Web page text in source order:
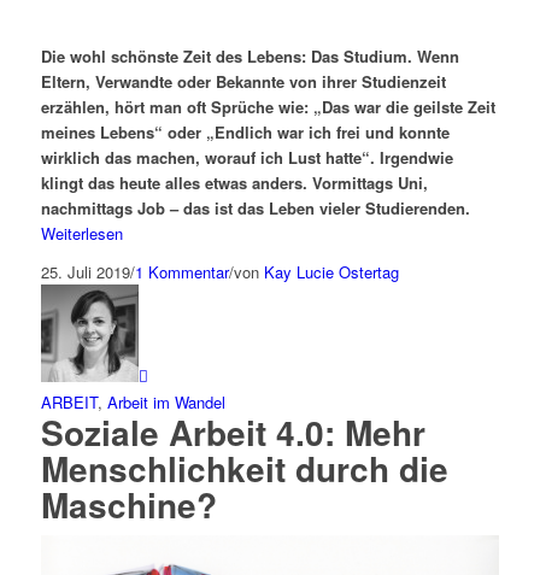
Die wohl schönste Zeit des Lebens: Das Studium. Wenn
Eltern, Verwandte oder Bekannte von ihrer Studienzeit
erzählen, hört man oft Sprüche wie: „Das war die geilste Zeit
meines Lebens“ oder „Endlich war ich frei und konnte
wirklich das machen, worauf ich Lust hatte“. Irgendwie
klingt das heute alles etwas anders. Vormittags Uni,
nachmittags Job – das ist das Leben vieler Studierenden.
Weiterlesen
25. Juli 2019/1 Kommentar/von Kay Lucie Ostertag
ARBEIT, Arbeit im Wandel
Soziale Arbeit 4.0: Mehr
Menschlichkeit durch die
Maschine?